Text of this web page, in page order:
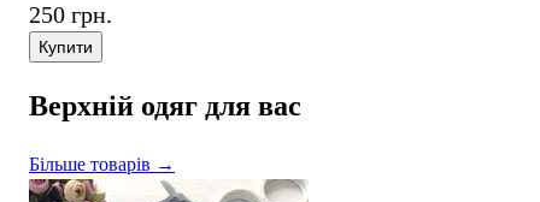
250 грн.
Купити
Верхній одяг для вас
Більше товарів →